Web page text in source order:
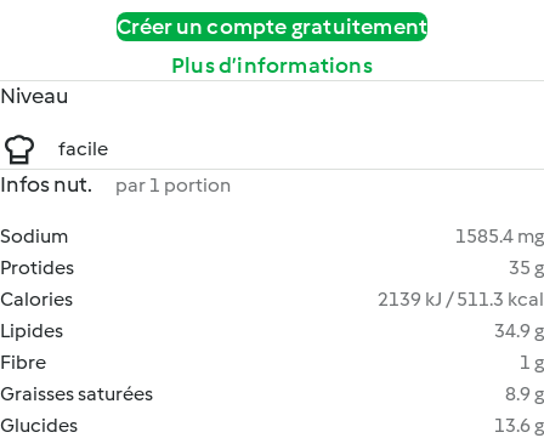
Créer un compte gratuitement
Plus d’informations
Niveau
facile
Infos nut. par 1 portion
Sodium
1585.4 mg
Protides
35 g
Calories
2139 kJ / 511.3 kcal
Lipides
34.9 g
Fibre
1 g
Graisses saturées
8.9 g
Glucides
13.6 g